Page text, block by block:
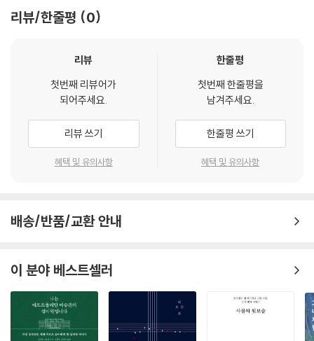
앨범이 나오면서 노래를 만들던 리듬은 벌써 끊기고 녹음이 안된 노래들은
긴 긴 페이지의 파일 안에서 잠을 자고. 나는 다시 붓글을 쓰리라. 새로운
없는 자유” 등의 표현으로 정태춘 붓글의 예술적 가치를 높이 평가한다.
라”고 전한다. 그의 오랜 노래가 이제 한 획, 한 먹빛, 한 문장으로 다시 울
태춘의 문학적 성취를 음미할 수 있다.”
글, 자신이 지은 시를 글씨로 옮기는 것은 숭고한 작업이다. 그 안에서 비로
소 자기 세계를 펼칠 수 있고, 글의 강, 글씨의 바다에서 노닐 수 있는 자유
가 있으니 말이다. 정태춘 선생의 붓글에는 스스로 지은 시와 노래가 있다.
글씨가 깨어 일어나 시를 읊고 노래를 한다. 형식과 법에 구애됨이 없이 빗
물처럼 굽이굽이 자연스레 흐르고 있다. 그것은 자유다. 그래서 마냥 좋
리뷰/한줄평 0
리뷰
첫번째 리뷰어가
되어주세요.
리뷰 쓰기
혜택 및 유의사항
한줄평
첫번째 한줄평을
남겨주세요.
한줄평 쓰기
혜택 및 유의사항
배송/반품/교환 안내
이 분야 베스트셀러